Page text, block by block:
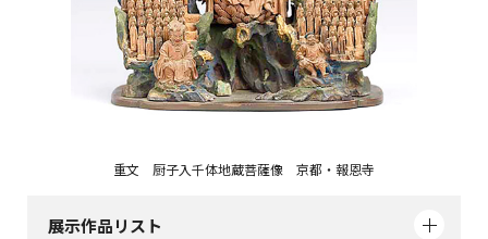
重文 厨子入千体地蔵菩薩像 京都・報恩寺
展示作品リスト